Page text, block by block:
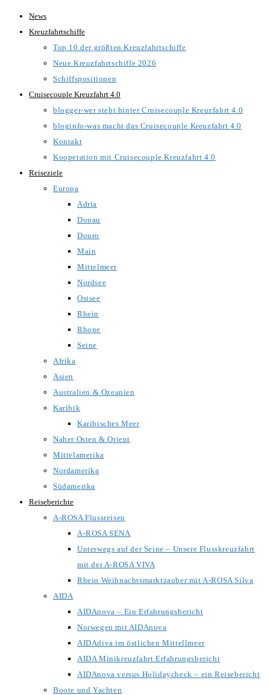
Zum
Inhalt
News
Kreuzfahrtschiffe
Top 10 der größten Kreuzfahrtschiffe
Neue Kreuzfahrtschiffe 2026
Schiffspositionen
Cruisecouple Kreuzfahrt 4.0
blogger-wer steht hinter Cruisecouple Kreuzfahrt 4.0
bloginfo-was macht das Cruisecouple Kreuzfahrt 4.0
Kontakt
Kooperation mit Cruisecouple Kreuzfahrt 4.0
Reiseziele
Europa
Adria
Donau
Douro
Main
Mittelmeer
Nordsee
Ostsee
Rhein
Rhone
Seine
Afrika
Asien
Australien & Ozeanien
Karibik
Karibisches Meer
Naher Osten & Orient
Mittelamerika
Nordamerika
Südamerika
Reiseberichte
A-ROSA Flussreisen
A-ROSA SENA
Unterwegs auf der Seine – Unsere Flusskreuzfahrt
mit der A-ROSA VIVA
Rhein Weihnachtsmarktzauber mit A-ROSA Silva
AIDA
AIDAnova – Ein Erfahrungsbericht
Norwegen mit AIDAnova
AIDAdiva im östlichen Mittellmeer
AIDA Minikreuzfahrt Erfahrungsbericht
AIDAnova versus Holidaycheck – ein Reisebericht
Boote und Yachten